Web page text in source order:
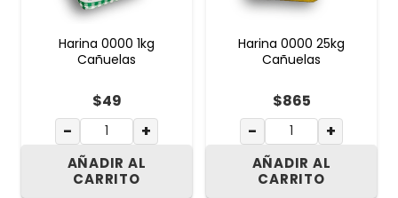
Harina 0000 1kg
Cañuelas
$49
− +
AÑADIR AL
CARRITO
Harina 0000 25kg
Cañuelas
$865
− +
AÑADIR AL
CARRITO